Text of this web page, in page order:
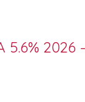
2026